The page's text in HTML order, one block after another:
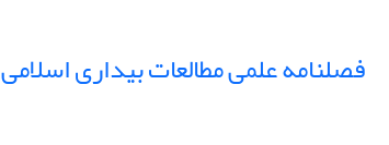
فصلنامه علمی مطالعات بیداری اسلامی